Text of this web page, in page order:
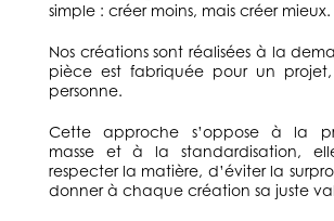
simple : créer moins, mais créer mieux.
Nos créations sont réalisées à la
pièce est fabriquée pour un
personne.
Cette approche s’oppose à la
masse et à la standardisation,
respecter la matière, d’éviter la
donner à chaque création sa juste